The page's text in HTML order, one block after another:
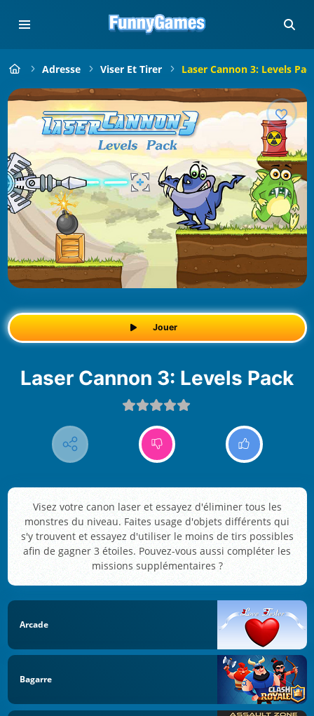
Adresse Viser Et Tirer Laser Cannon 3: Levels
Jouer
Laser Cannon 3: Levels Pack
Visez votre canon laser et essayez d'éliminer tous les
monstres du niveau. Faites usage d'objets différents qui
s'y trouvent et essayez d'utiliser le moins de tirs possibles
afin de gagner 3 étoiles. Pouvez-vous aussi compléter les
missions supplémentaires ?
Arcade
Bagarre